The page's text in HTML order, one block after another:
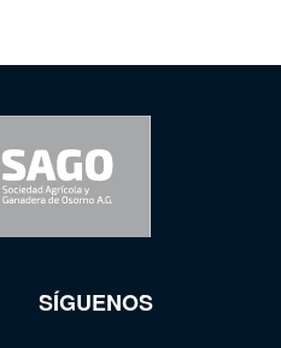
SÍGUENOS